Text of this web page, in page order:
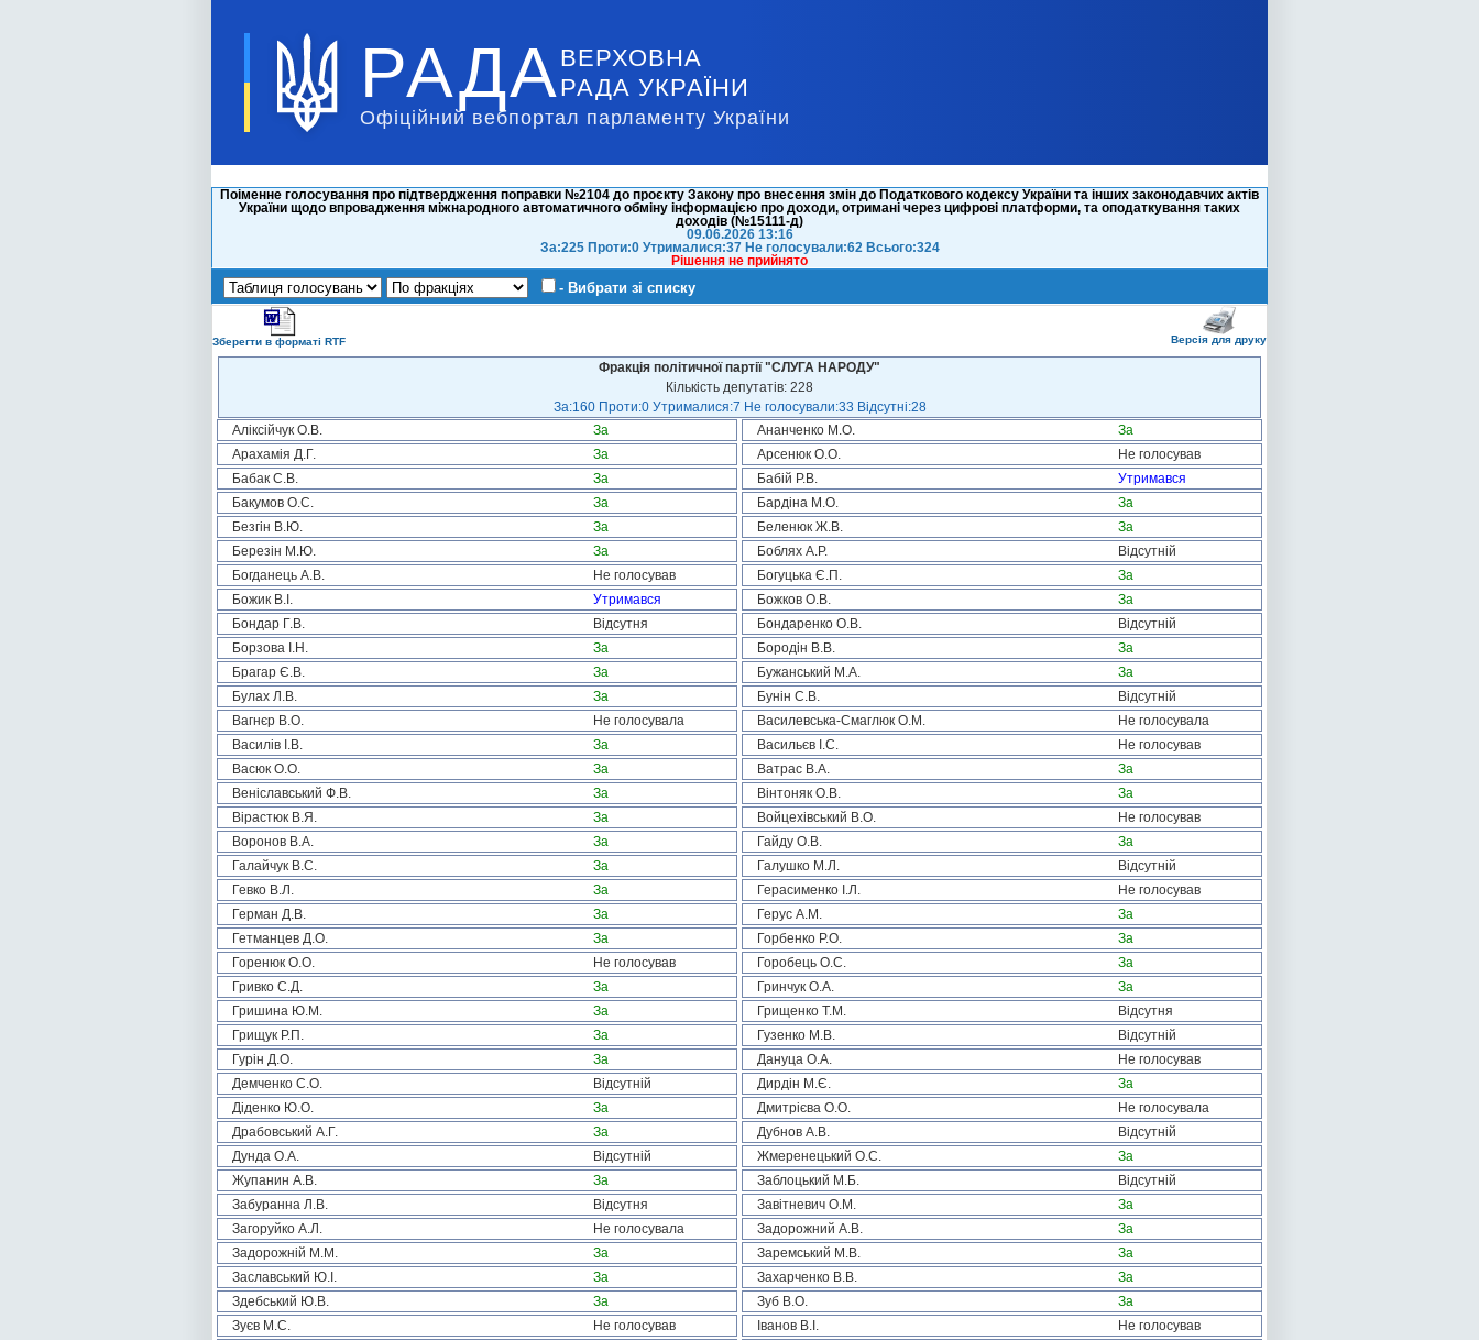
РАДА ВЕРХОВНА
РАДА УКРАЇНИ
Офіційний вебпортал парламенту України
Поіменне голосування про підтвердження поправки №2104 до проєкту Закону про внесення змін до Податкового кодексу України та інших законодавчих актів
України щодо впровадження міжнародного автоматичного обміну інформацією про доходи, отримані через цифрові платформи, та оподаткування таких
доходів (№15111-д)
09.06.2026 13:16
За:225 Проти:0 Утрималися:37 Не голосували:62 Всього:324
Рішення не прийнято
- Вибрати зі списку
Зберегти в форматі RTF Версія для друку
Фракція політичної партії "СЛУГА НАРОДУ"
Кількість депутатів: 228
За:160 Проти:0 Утрималися:7 Не голосували:33 Відсутні:28
Аліксійчук О.В.
За Ананченко М.О.
За
Арахамія Д.Г.
За Арсенюк О.О.
Не голосував
Бабак С.В.
За Бабій Р.В.
Утримався
Бакумов О.С.
За Бардіна М.О.
За
Безгін В.Ю.
За Беленюк Ж.В.
За
Березін М.Ю.
За Боблях А.Р.
Відсутній
Богданець А.В.
Не голосував Богуцька Є.П.
За
Божик В.І.
Утримався Божков О.В.
За
Бондар Г.В.
Відсутня Бондаренко О.В.
Відсутній
Борзова І.Н.
За Бородін В.В.
За
Брагар Є.В.
За Бужанський М.А.
За
Булах Л.В.
За Бунін С.В.
Відсутній
Вагнєр В.О.
Не голосувала Василевська-Смаглюк О.М.
Не голосувала
Василів І.В.
За Васильєв І.С.
Не голосував
Васюк О.О.
За Ватрас В.А.
За
Веніславський Ф.В.
За Вінтоняк О.В.
За
Вірастюк В.Я.
За Войцехівський В.О.
Не голосував
Воронов В.А.
За Гайду О.В.
За
Галайчук В.С.
За Галушко М.Л.
Відсутній
Гевко В.Л.
За Герасименко І.Л.
Не голосував
Герман Д.В.
За Герус А.М.
За
Гетманцев Д.О.
За Горбенко Р.О.
За
Горенюк О.О.
Не голосував Горобець О.С.
За
Гривко С.Д.
За Гринчук О.А.
За
Гришина Ю.М.
За Грищенко Т.М.
Відсутня
Грищук Р.П.
За Гузенко М.В.
Відсутній
Гурін Д.О.
За Дануца О.А.
Не голосував
Демченко С.О.
Відсутній Дирдін М.Є.
За
Діденко Ю.О.
За Дмитрієва О.О.
Не голосувала
Драбовський А.Г.
За Дубнов А.В.
Відсутній
Дунда О.А.
Відсутній Жмеренецький О.С.
За
Жупанин А.В.
За Заблоцький М.Б.
Відсутній
Забуранна Л.В.
Відсутня Завітневич О.М.
За
Загоруйко А.Л.
Не голосувала Задорожний А.В.
За
Задорожній М.М.
За Заремський М.В.
За
Заславський Ю.І.
За Захарченко В.В.
За
Здебський Ю.В.
За Зуб В.О.
За
Зуєв М.С.
Не голосував Іванов В.І.
Не голосував